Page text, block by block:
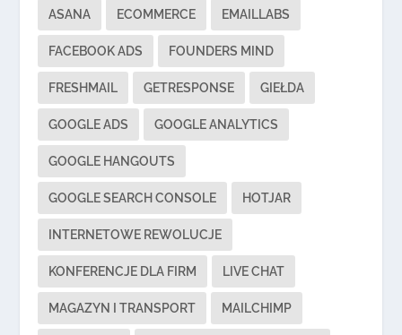
ASANA ECOMMERCE EMAILLABS
FACEBOOK ADS FOUNDERS MIND
FRESHMAIL GETRESPONSE GIEŁDA
GOOGLE ADS GOOGLE ANALYTICS
GOOGLE HANGOUTS
GOOGLE SEARCH CONSOLE HOTJAR
INTERNETOWE REWOLUCJE
KONFERENCJE DLA FIRM LIVE CHAT
MAGAZYN I TRANSPORT MAILCHIMP